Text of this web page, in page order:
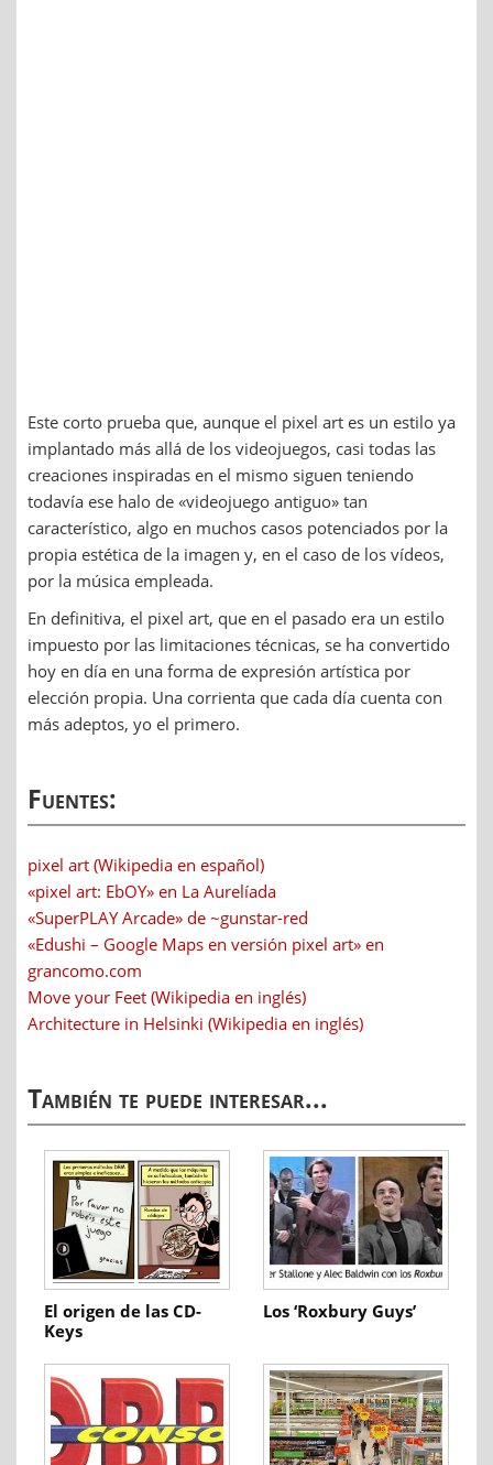
Este corto prueba que, aunque el pixel art es un estilo ya
implantado más allá de los videojuegos, casi todas las
creaciones inspiradas en el mismo siguen teniendo
todavía ese halo de «videojuego antiguo» tan
característico, algo en muchos casos potenciados por la
propia estética de la imagen y, en el caso de los vídeos,
por la música empleada.
En definitiva, el pixel art, que en el pasado era un estilo
impuesto por las limitaciones técnicas, se ha convertido
hoy en día en una forma de expresión artística por
elección propia. Una corrienta que cada día cuenta con
más adeptos, yo el primero.
Fuentes:
pixel art (Wikipedia en español)
«pixel art: EbOY» en La Aurelíada
«SuperPLAY Arcade» de ~gunstar-red
«Edushi – Google Maps en versión pixel art» en
grancomo.com
Move your Feet (Wikipedia en inglés)
Architecture in Helsinki (Wikipedia en inglés)
También te puede interesar...
El origen de las CD-
Keys
Los ‘Roxbury Guys’